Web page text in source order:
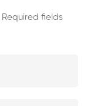
Required fields